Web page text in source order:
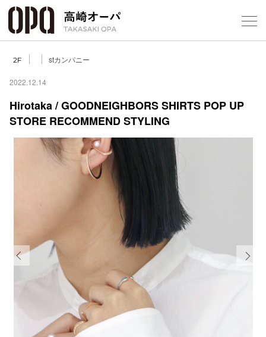
2F stカンパニー
2022.12.14
Hirotaka / GOODNEIGHBORS SHIRTS POP UP
STORE RECOMMEND STYLING
フロア
ショッ
スタッ